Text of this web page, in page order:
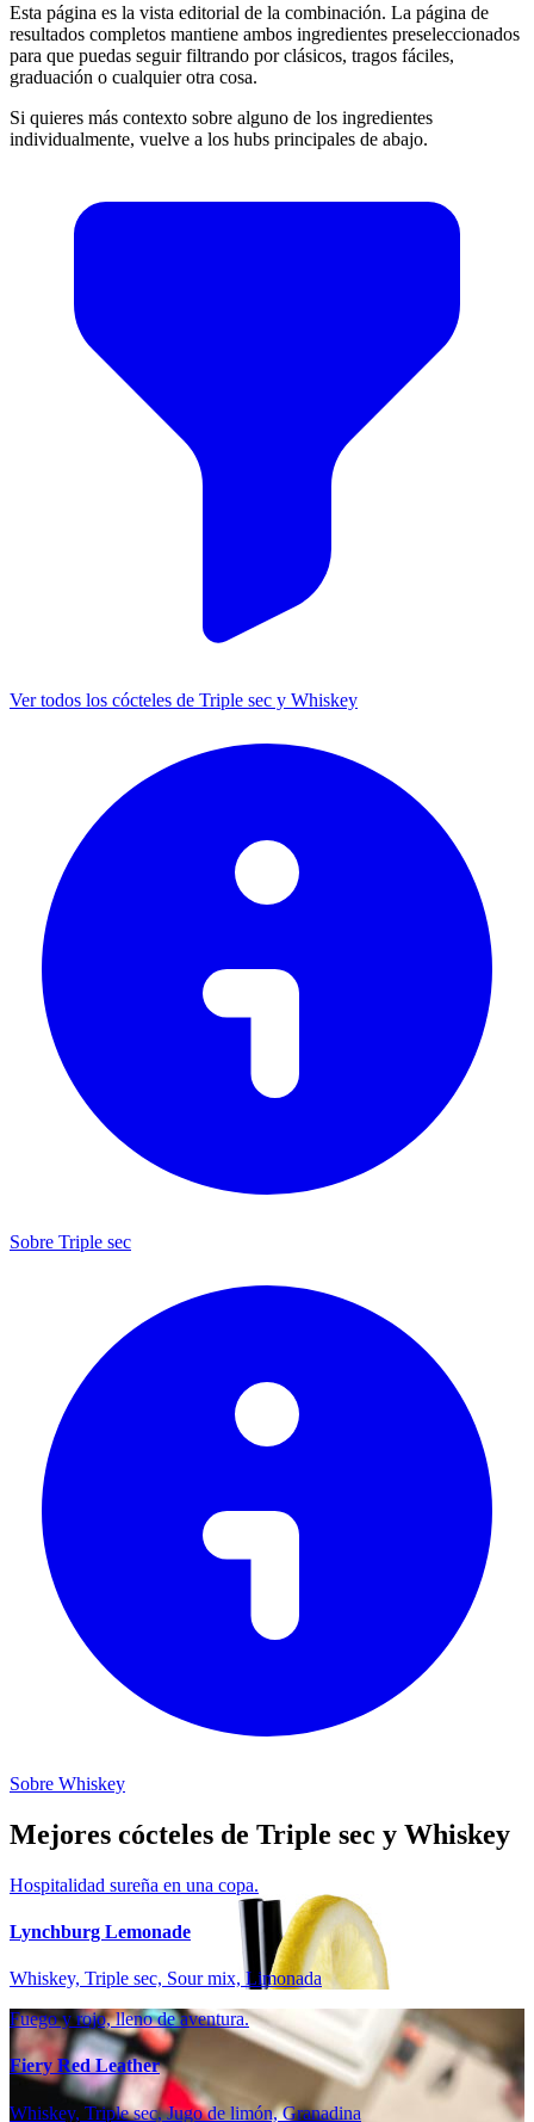
Esta página es la vista editorial de la combinación. La página de
resultados completos mantiene ambos ingredientes preseleccionados
para que puedas seguir filtrando por clásicos, tragos fáciles,
graduación o cualquier otra cosa.
Si quieres más contexto sobre alguno de los ingredientes
individualmente, vuelve a los hubs principales de abajo.
Ver todos los cócteles de Triple sec y Whiskey
Sobre Triple sec
Sobre Whiskey
Mejores cócteles de Triple sec y Whiskey
Hospitalidad sureña en una copa.
Lynchburg Lemonade
Whiskey, Triple sec, Sour mix, Limonada
Fuego y rojo, lleno de aventura.
Fiery Red Leather
Whiskey, Triple sec, Jugo de limón, Granadina